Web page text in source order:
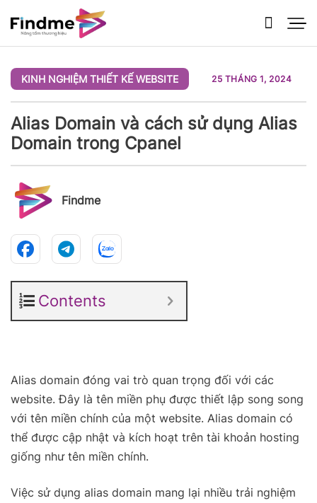
qua
nội
KINH NGHIỆM THIẾT KẾ WEBSITE 25 THÁNG 1, 2024
Alias Domain và cách sử dụng Alias
Domain trong Cpanel
Findme
Contents
Alias domain đóng vai trò quan trọng đối với các
website. Đây là tên miền phụ được thiết lập song song
với tên miền chính của một website. Alias domain có
thể được cập nhật và kích hoạt trên tài khoản hosting
giống như tên miền chính.
Việc sử dụng alias domain mang lại nhiều trải nghiệm